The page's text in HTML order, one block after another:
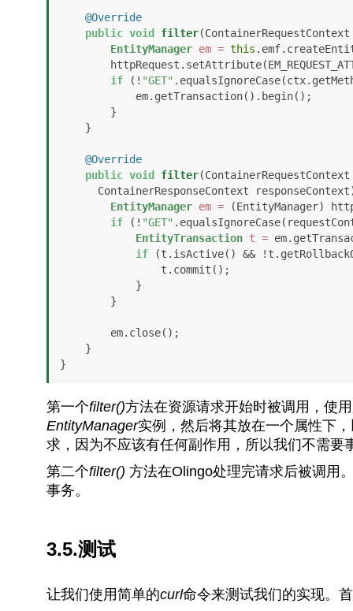
@Override
public void filter
EntityManager em = this
if (! "GET"
@Override
public void filter
ContainerResponseContext
EntityManager em = (EntityManager)
if (! "GET"
EntityTransaction t =
if (t.isActive() &&
第一个filter()方法在资源请求开始时被调用，使
EntityManager实例，然后将其放在一个属性下
求，因为不应该有任何副作用，所以我们不需要
第二个filter() 方法在Olingo处理完请求后被调用
事务。
3.5.测试
让我们使用简单的curl命令来测试我们的实现。